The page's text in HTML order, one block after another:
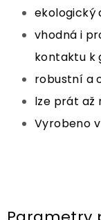
ekologický
vhodná i
kontaktu k
robustní a
lze prát až
Vyrobeno